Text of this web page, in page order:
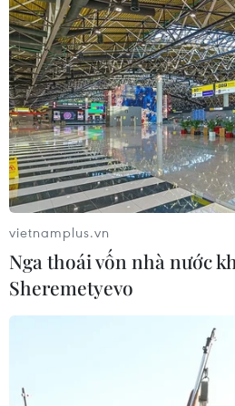
Vận chuyển quá cảnh hàng
xâm phạm sở hữu trí tuệ diễn
phức tạp
05/08/2026 13:44
24 năm tù cho đôi vợ chồng
“bay lắc” trong quán karaoke
05/08/2026 13:41
Lập kênh TikTok khởi nghiệp,
đảo chiếm đoạt 15 tỷ đồng
vietnamplus.vn
Nga thoái vốn nhà nước
Sheremetyevo